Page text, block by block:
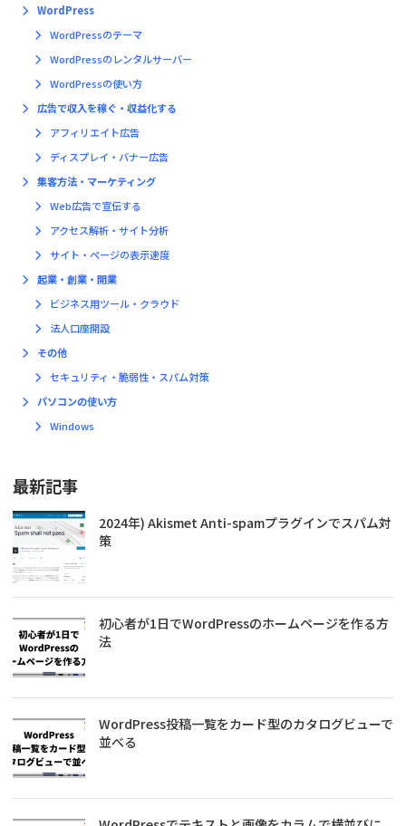
WordPress
WordPressのテーマ
WordPressのレンタルサーバー
WordPressの使い方
広告で収入を稼ぐ・収益化する
アフィリエイト広告
ディスプレイ・バナー広告
集客方法・マーケティング
Web広告で宣伝する
アクセス解析・サイト分析
サイト・ページの表示速度
起業・創業・開業
ビジネス用ツール・クラウド
法人口座開設
その他
セキュリティ・脆弱性・スパム対策
パソコンの使い方
Windows
最新記事
2024年) Akismet Anti-spamプラグインでスパム対
策
初心者が1日でWordPressのホームページを作る方
法
WordPress投稿一覧をカード型のカタログビューで
並べる